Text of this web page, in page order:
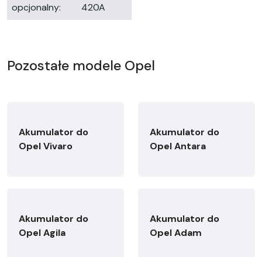
opcjonalny:
420A
Pozostałe modele Opel
Akumulator do
Opel Vivaro
Akumulator do
Opel Antara
Akumulator do
Opel Agila
Akumulator do
Opel Adam